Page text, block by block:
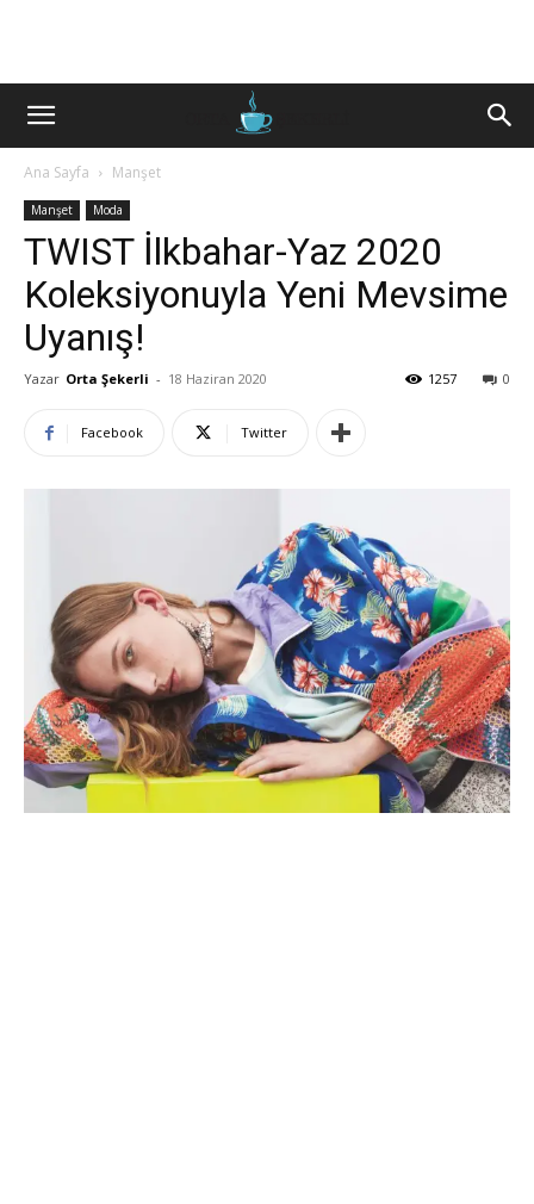
Ana Sayfa Manşet
Manşet Moda
TWIST İlkbahar-Yaz 2020
Koleksiyonuyla Yeni Mevsime
Uyanış!
Yazar Orta Şekerli - 18 Haziran 2020 0
1257
Facebook Twitter